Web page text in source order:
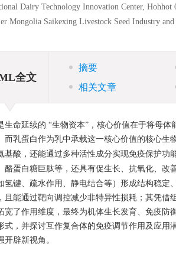
Dairy Technology Innovation Center, Hohhot
Mongolia Saikexing Livestock Seed Industry
全文
摘要
相关文章
生命延续的 “生物资本”，核心价值在于将母
而乳蛋白作为乳中承载这一核心价值的核心
基酸，还能通过多种活性成分实现免疫保护功
酪蛋白糖巨肽等，还具有促生长、抗氧化、改
氢键、疏水作用、静电结合等）形成结构稳定
且能通过靶向调控减少非特异性损耗；其凭
宽了作用维度，最终为机体生长发育、免疫防
式，并探讨互作复合体的免疫调节作用及应
开辟新视角。